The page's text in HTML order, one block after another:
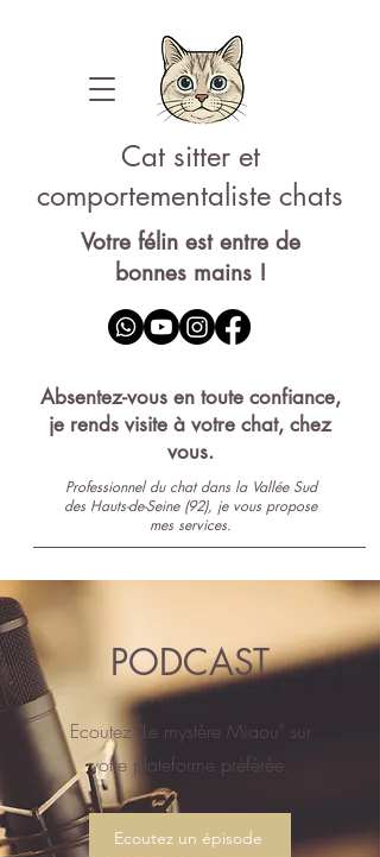
Cat sitter et
comportementaliste chats
Votre félin est entre de
bonnes mains !
Pet-sitter 92
Absentez-vous en toute confiance,
je rends visite à votre chat, chez
vous.
Professionnel du chat dans la Vallée Sud
des Hauts-de-Seine (92), je vous propose
mes services.
PODCAST
Ecoutez "Le mystère Miaou" sur
votre plateforme préférée.
Ecoutez un épisode